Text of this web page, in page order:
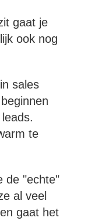
gaat je
ook nog
sales
te
de "echte"
al veel
gaat het